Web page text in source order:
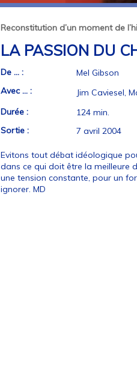
Reconstitution d’un moment de
LA PASSION DU
De ... :
Mel Gibson
Avec ... :
Jim Caviesel,
Durée :
124 min.
Sortie :
7 avril 2004
Evitons tout débat idéologique
dans ce qui doit être la meilleure
une tension constante, pour un
ignorer. MD